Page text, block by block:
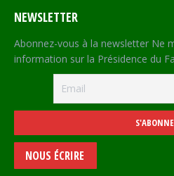
NEWSLETTER
Abonnez-vous à la newsletter Ne
information sur la Présidence du
NOUS ÉCRIRE